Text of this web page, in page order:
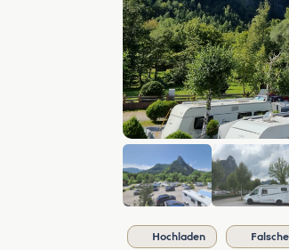
Hochladen